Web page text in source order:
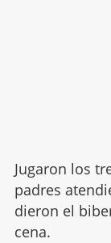
Jugaron los
padres
dieron el
cena.